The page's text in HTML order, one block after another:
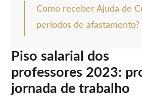
Como receber Ajuda de
períodos de afastamento?
Piso salarial dos
professores 2023:
jornada de trabalho